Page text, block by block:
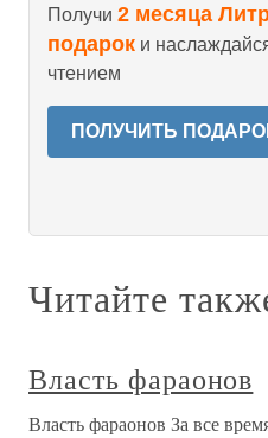
Получи 2 месяца
подарок и
чтением
ПОЛУЧИТЬ
Читайте
Власть фараонов
Власть фараонов За все